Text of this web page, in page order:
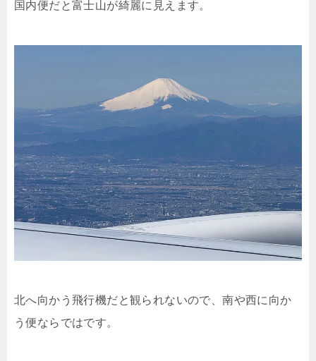
国内便だと富士山が綺麗に見えます。
北へ向かう飛行機だと観られないので、南や西に向か
う便ならではです。